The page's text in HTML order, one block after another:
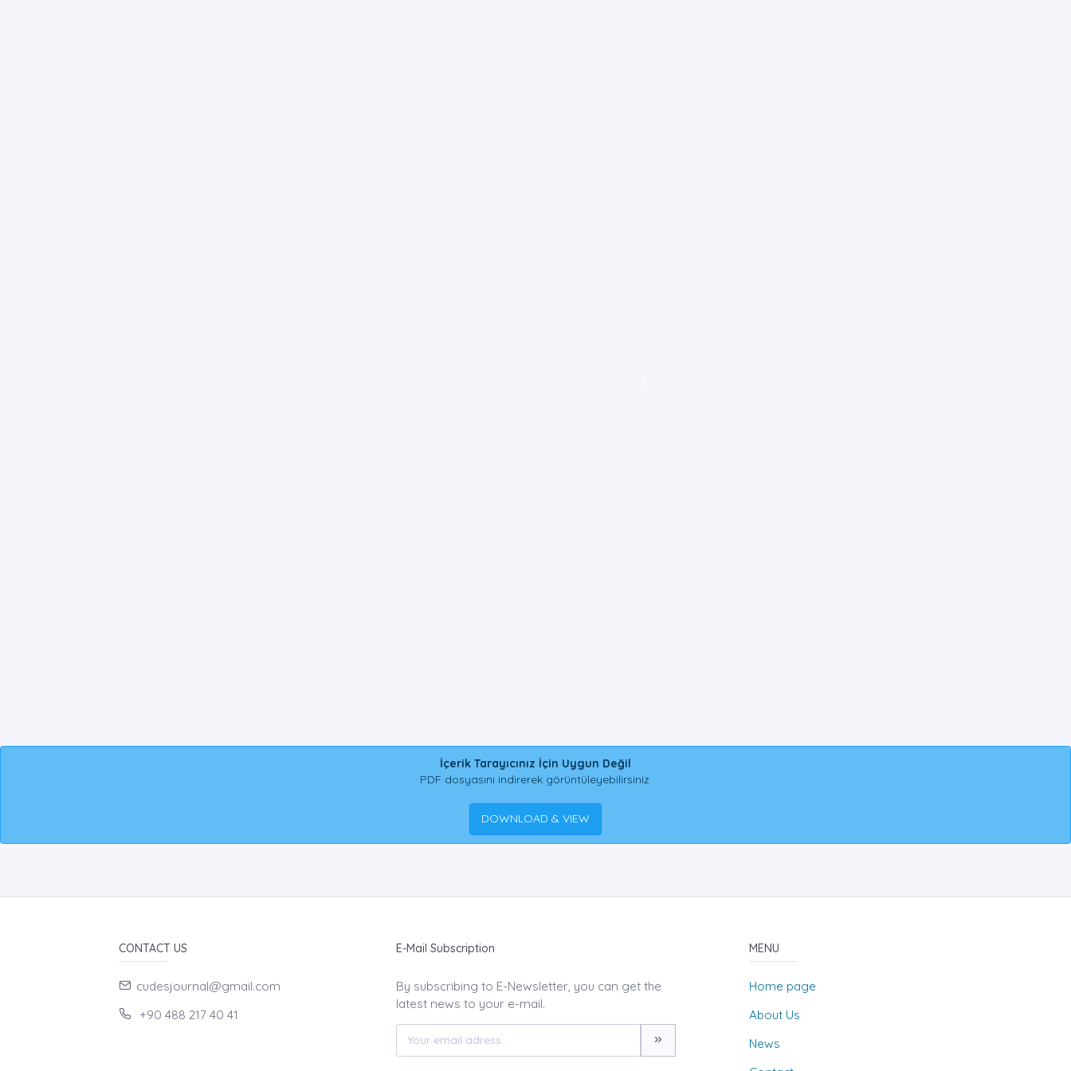
İçerik Tarayıcınız İçin Uygun Değil
PDF dosyasını indirerek görüntüleyebilirsiniz.
DOWNLOAD & VIEW
CONTACT US
cudesjournal@gmail.com
+90 488 217 40 41
E-Mail Subscription
By subscribing to E-Newsletter, you can get the
latest news to your e-mail.
MENU
Home page
About Us
News